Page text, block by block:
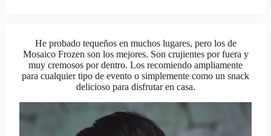
He probado tequeños en muchos lugares, pero los de
Mosaico Frozen son los mejores. Son crujientes por fuera y
muy cremosos por dentro. Los recomiendo ampliamente
para cualquier tipo de evento o simplemente como un snack
delicioso para disfrutar en casa.